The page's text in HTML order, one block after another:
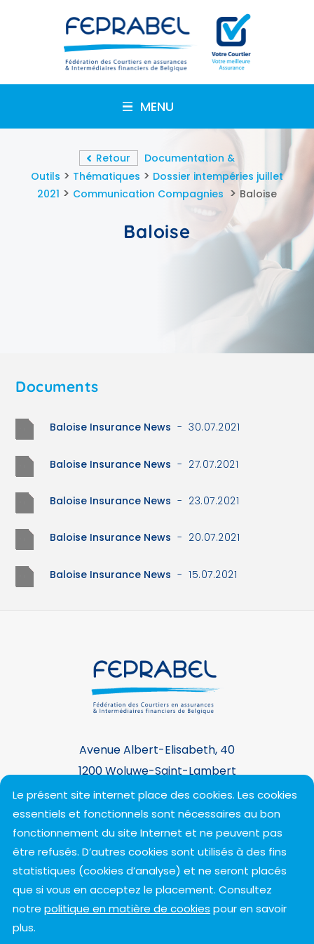
MENU
Retour
Documentation &
Outils > Thématiques > Dossier intempéries juillet
2021 > Communication Compagnies > Baloise
Baloise
Documents
Baloise Insurance News - 30.07.2021
Baloise Insurance News - 27.07.2021
Baloise Insurance News - 23.07.2021
Baloise Insurance News - 20.07.2021
Baloise Insurance News - 15.07.2021
Avenue Albert-Elisabeth, 40
1200 Woluwe-Saint-Lambert
+32 2 743 25 60 -contact@feprabel.be
Suivez-nous !
Le présent site internet place des cookies. Les cookies
essentiels et fonctionnels sont nécessaires au bon
fonctionnement du site Internet et ne peuvent pas
être refusés. D’autres cookies sont utilisés à des fins
statistiques (cookies d’analyse) et ne seront placés
que si vous en acceptez le placement. Consultez
notre politique en matière de cookies pour en savoir
plus.